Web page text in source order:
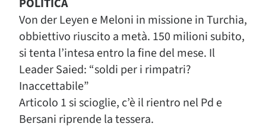
POLITICA
Von der Leyen e Meloni in missione in Turchia,
obbiettivo riuscito a metà. 150 milioni subito,
si tenta l’intesa entro la fine del mese. Il
Leader Saied: “soldi per i rimpatri?
Inaccettabile”
Articolo 1 si scioglie, c’è il rientro nel Pd e
Bersani riprende la tessera.